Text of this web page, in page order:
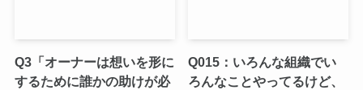
Q3「オーナーは想いを形に
するために誰かの助けが必
Q015：いろんな組織でい
ろんなことやってるけど、